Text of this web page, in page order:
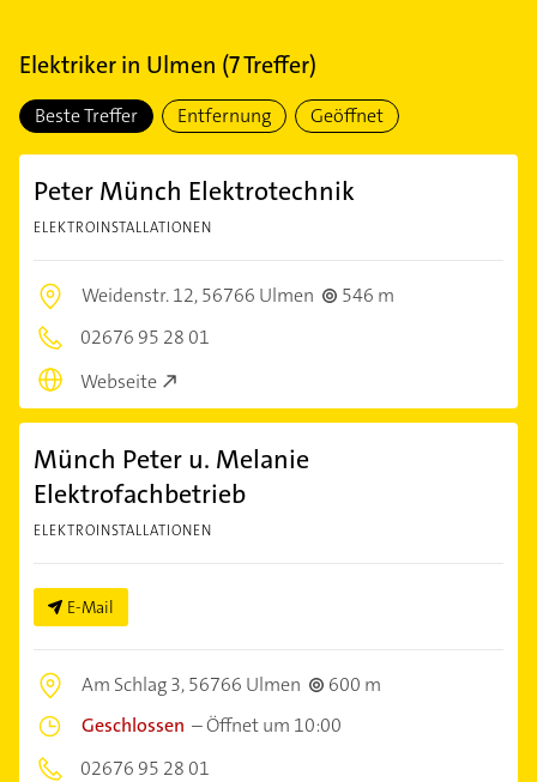
Elektrikerin Ulmen (7Treffer)
Beste Treffer Entfernung Geöffnet
Peter Münch Elektrotechnik
ELEKTROINSTALLATIONEN
Weidenstr. 12,56766 Ulmen
546 m
02676 95 28 01
Webseite
Münch Peter u. Melanie
Elektrofachbetrieb
ELEKTROINSTALLATIONEN
E-Mail
Am Schlag 3,56766 Ulmen
600 m
Geschlossen –Öffnet um 10:00
02676 95 28 01